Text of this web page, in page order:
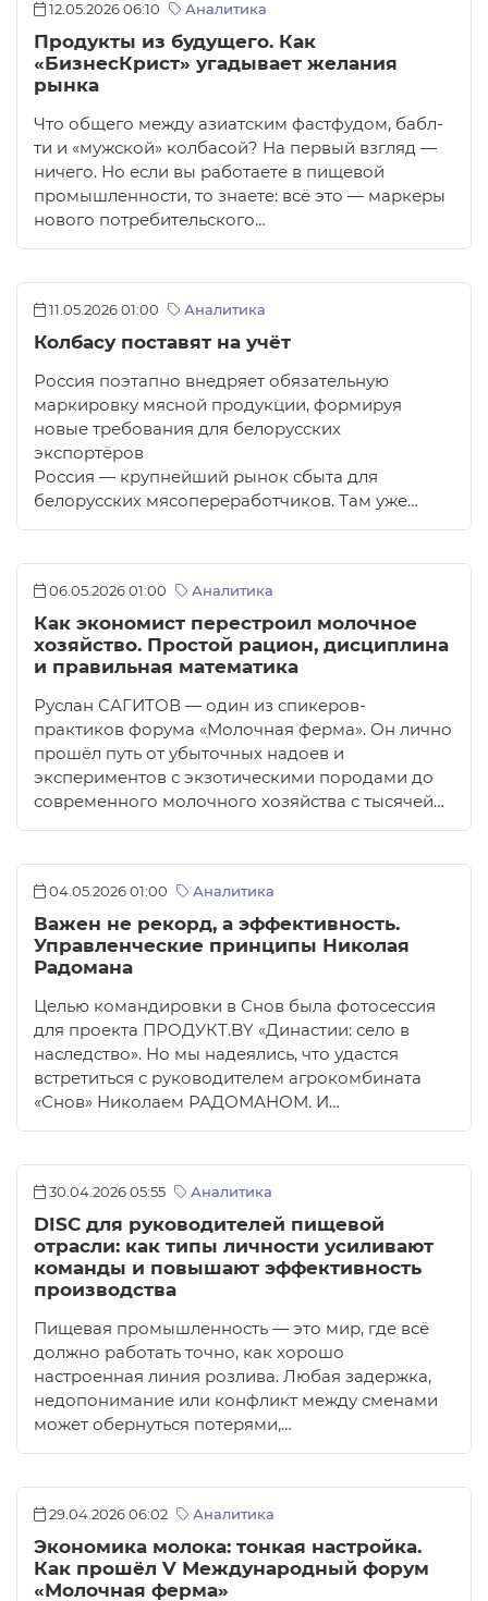
12.05.2026 06:10 Аналитика
Продукты из будущего. Как
«БизнесКрист» угадывает желания
рынка
Что общего между азиатским фастфудом, бабл-
ти и «мужской» колбасой? На первый взгляд —
ничего. Но если вы работаете в пищевой
промышленности, то знаете: всё это — маркеры
нового потребительского…
11.05.2026 01:00 Аналитика
Колбасу поставят на учёт
Россия поэтапно внедряет обязательную
маркировку мясной продукции, формируя
новые требования для белорусских
экспортёров
Россия — крупнейший рынок сбыта для
белорусских мясопереработчиков. Там уже…
06.05.2026 01:00 Аналитика
Как экономист перестроил молочное
хозяйство. Простой рацион, дисциплина
и правильная математика
Руслан САГИТОВ — один из спикеров-
практиков форума «Молочная ферма». Он лично
прошёл путь от убыточных надоев и
экспериментов с экзотическими породами до
современного молочного хозяйства с тысячей…
04.05.2026 01:00 Аналитика
Важен не рекорд, а эффективность.
Управленческие принципы Николая
Радомана
Целью командировки в Снов была фотосессия
для проекта ПРОДУКТ.BY «Династии: село в
наследство». Но мы надеялись, что удастся
встретиться с руководителем агрокомбината
«Снов» Николаем РАДОМАНОМ. И…
30.04.2026 05:55 Аналитика
DISC для руководителей пищевой
отрасли: как типы личности усиливают
команды и повышают эффективность
производства
Пищевая промышленность — это мир, где всё
должно работать точно, как хорошо
настроенная линия розлива. Любая задержка,
недопонимание или конфликт между сменами
может обернуться потерями,…
29.04.2026 06:02 Аналитика
Экономика молока: тонкая настройка.
Как прошёл V Международный форум
«Молочная ферма»